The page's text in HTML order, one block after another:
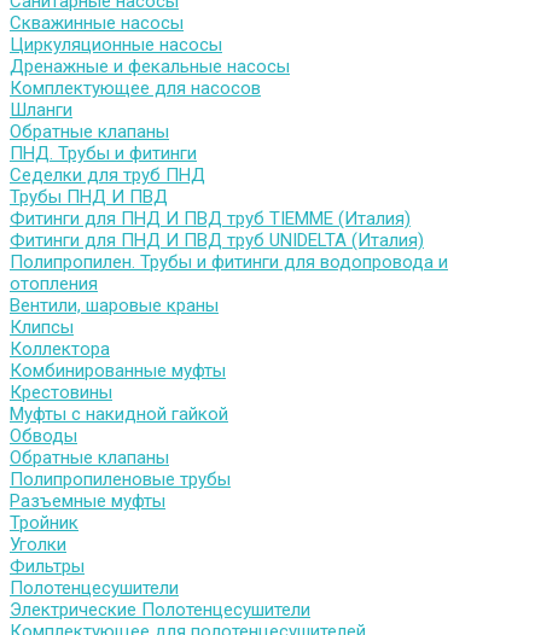
Скважинные насосы
Циркуляционные насосы
Дренажные и фекальные насосы
Комплектующее для насосов
Шланги
Обратные клапаны
ПНД. Трубы и фитинги
Седелки для труб ПНД
Трубы ПНД И ПВД
Фитинги для ПНД И ПВД труб TIEMME (Италия)
Фитинги для ПНД И ПВД труб UNIDELTA (Италия)
Полипропилен. Трубы и фитинги для водопровода и
отопления
Вентили, шаровые краны
Клипсы
Коллектора
Комбинированные муфты
Крестовины
Муфты с накидной гайкой
Обводы
Обратные клапаны
Полипропиленовые трубы
Разъемные муфты
Тройник
Уголки
Фильтры
Полотенцесушители
Электрические Полотенцесушители